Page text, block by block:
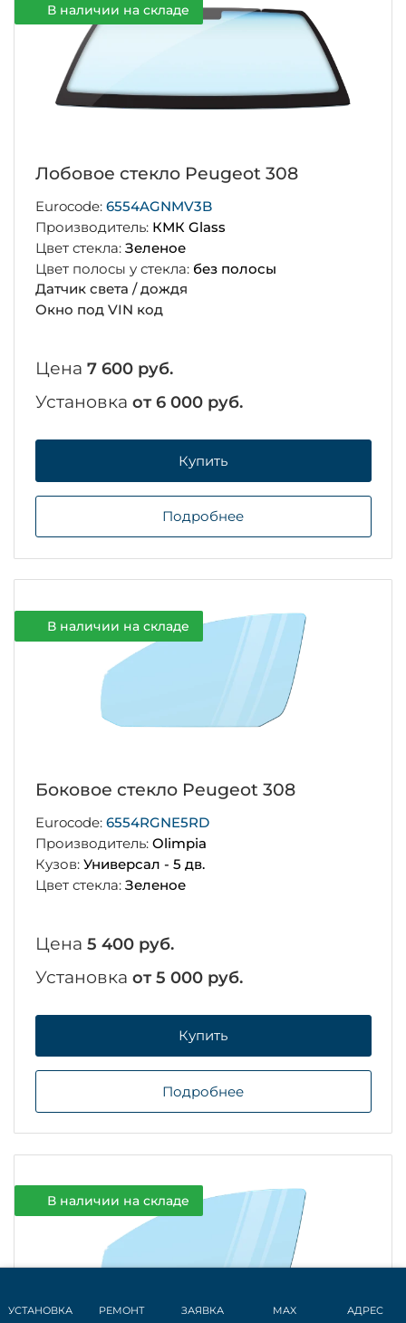
В наличии на складе
Лобовое стекло Peugeot 308
Eurocode: 6554AGNMV3B
Производитель: КМК Glass
Цвет стекла: Зеленое
Цвет полосы у стекла: без полосы
Датчик света / дождя
Окно под VIN код
Цена 7 600 руб.
Установка от 6 000 руб.
Купить
Подробнее
В наличии на складе
Боковое стекло Peugeot 308
Eurocode: 6554RGNE5RD
Производитель: Olimpia
Кузов: Универсал - 5 дв.
Цвет стекла: Зеленое
Цена 5 400 руб.
Установка от 5 000 руб.
Купить
Подробнее
В наличии на складе
УСТАНОВКА РЕМОНТ ЗАЯВКА MAX АДРЕС